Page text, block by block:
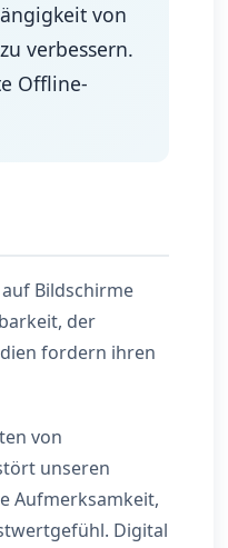
von
verbessern.
Offline-
Bildschirme
der
fordern ihren
von
unseren
Aufmerksamkeit,
Digital